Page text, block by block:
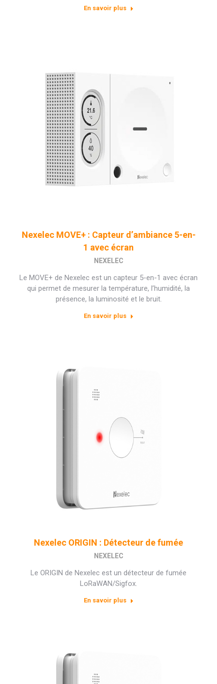
En savoir plus
Nexelec MOVE+ : Capteur d’ambiance 5-en-
1 avec écran
NEXELEC
Le MOVE+ de Nexelec est un capteur 5-en-1 avec écran
qui permet de mesurer la température, l’humidité, la
présence, la luminosité et le bruit.
En savoir plus
Nexelec ORIGIN : Détecteur de fumée
NEXELEC
Le ORIGIN de Nexelec est un détecteur de fumée
LoRaWAN/Sigfox.
En savoir plus